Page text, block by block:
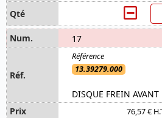
17
13.39279.000
DISQUE FREIN
76,57 €